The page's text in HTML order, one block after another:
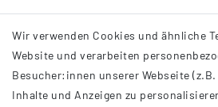
Wir verwenden Cookies und ähnliche
Website und verarbeiten
Besucher:innen unserer Webseite
Inhalte und Anzeigen zu